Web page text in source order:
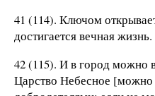
41 (114). Ключом
достигается вечная жизнь.
42 (115). И в город можно
Царство Небесное